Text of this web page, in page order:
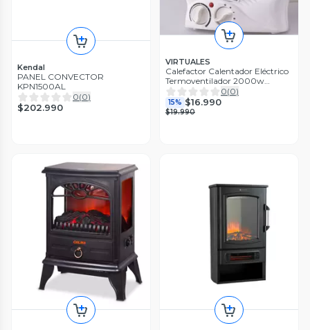
Kendal
PANEL CONVECTOR
KPN1500AL
0(0)
$202.990
VIRTUALES
Calefactor Calentador Eléctrico
Termoventilador 2000w
Blanco
0(0)
15% $16.990
$19.990